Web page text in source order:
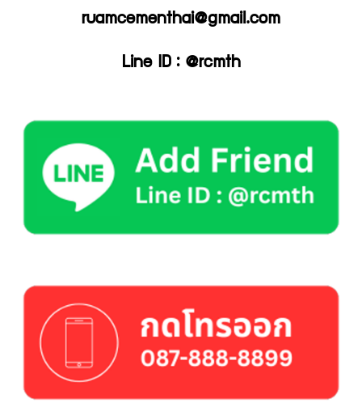
ruamcementhai@gmail.com
Line ID : @rcmth